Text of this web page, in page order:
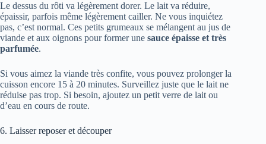
Le dessus du rôti va légèrement dorer. Le lait va réduire,
épaissir, parfois même légèrement cailler. Ne vous inquiétez
pas, c’est normal. Ces petits grumeaux se mélangent au jus de
viande et aux oignons pour former une sauce épaisse et très
parfumée.
Si vous aimez la viande très confite, vous pouvez prolonger la
cuisson encore 15 à 20 minutes. Surveillez juste que le lait ne
réduise pas trop. Si besoin, ajoutez un petit verre de lait ou
d’eau en cours de route.
6. Laisser reposer et découper